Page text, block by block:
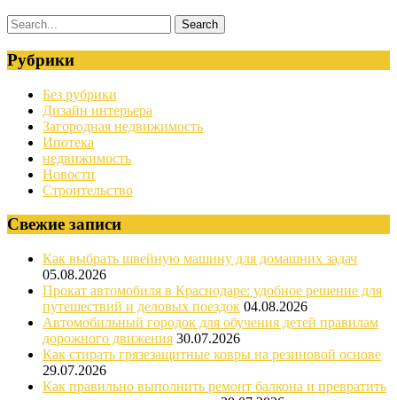
Рубрики
Без рубрики
Дизайн интерьера
Загородная недвижимость
Ипотека
недвижимость
Новости
Строительство
Свежие записи
Как выбрать швейную машину для домашних задач
05.08.2026
Прокат автомобиля в Краснодаре: удобное решение для
путешествий и деловых поездок 04.08.2026
Автомобильный городок для обучения детей правилам
дорожного движения 30.07.2026
Как стирать грязезащитные ковры на резиновой основе
29.07.2026
Как правильно выполнить ремонт балкона и превратить